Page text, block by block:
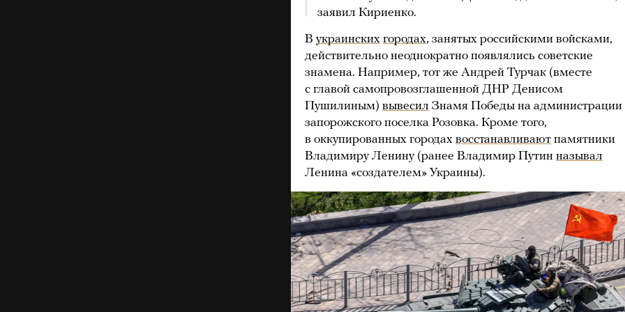
заявил Кириенко.
В украинских городах, занятых российскими войсками,
действительно неоднократно появлялись советские
знамена. Например, тот же Андрей Турчак (вместе
с главой самопровозглашенной ДНР Денисом
Пушилиным) вывесил Знамя Победы на администрации
запорожского поселка Розовка. Кроме того,
в оккупированных городах восстанавливают памятники
Владимиру Ленину (ранее Владимир Путин называл
Ленина «создателем» Украины).